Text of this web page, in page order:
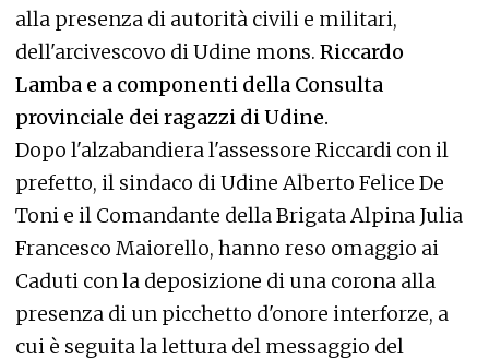
alla presenza di autorità civili e militari,
dell'arcivescovo di Udine mons. Riccardo
Lamba e a componenti della Consulta
provinciale dei ragazzi di Udine.
Dopo l'alzabandiera l'assessore Riccardi con il
prefetto, il sindaco di Udine Alberto Felice De
Toni e il Comandante della Brigata Alpina Julia
Francesco Maiorello, hanno reso omaggio ai
Caduti con la deposizione di una corona alla
presenza di un picchetto d'onore interforze, a
cui è seguita la lettura del messaggio del